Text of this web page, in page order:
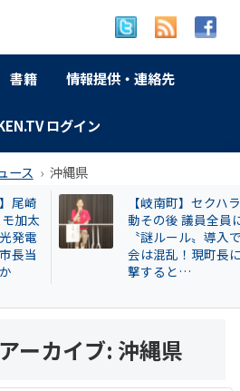
書籍 情報提供・連絡先
ログイン
ース 沖縄県
尾崎
加太
発電
長当
【岐南町】セクハ
動その後 議員全員
〝謎ルール〟導入
会は混乱！現町長
撃すると…
ーカイブ: 沖縄県